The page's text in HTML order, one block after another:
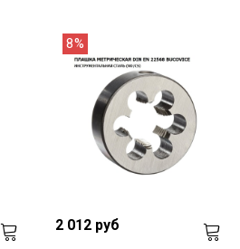
8%
2 012 руб